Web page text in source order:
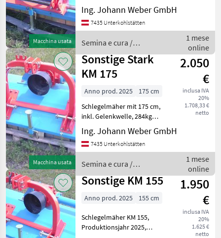
Macchina usata
Gelenkwelle, 339 kg
Gewicht, Made by EU Tipo
di martello: Mazza per
libera nella trasmissi
Ing. Johann Weber GmbH
7435 Unterkohlstätten
Semina e cura /
Sonstige
1 mese
online
Macchina usata
Sonstige Stark
KM 175
2.050
€
inclusa IVA
20%
1.708,33 €
netto
Anno prod. 2025
175 cm
Schlegelmäher mit 175 cm,
inkl. Gelenkwelle, 284kg
leicht, Neugerät, Tipo di
martello: Mazza per trincia,
Ruota libera: Ruota libera
Orientamento l
Ing. Johann Weber GmbH
7435 Unterkohlstätten
Semina e cura /
Sonstige
1 mese
online
Sonstige KM 155
1.950
€
inclusa IVA
20%
1.625 €
netto
Anno prod. 2025 155 cm
Schlegelmäher KM 155,
Produktionsjahr 2025,